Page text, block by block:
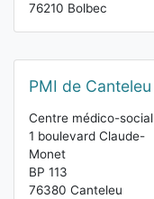
76210 Bolbec
PMI de Canteleu
Centre médico-social
1 boulevard Claude-
Monet
BP 113
76380 Canteleu